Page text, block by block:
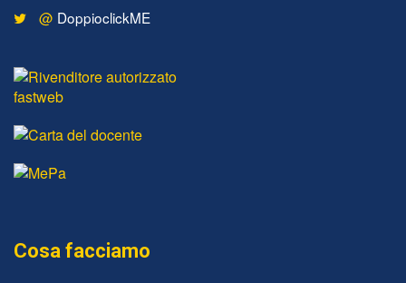
@ DoppioclickME
Cosa facciamo